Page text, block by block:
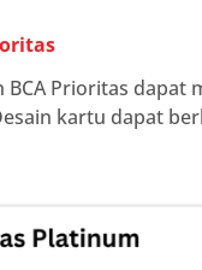
BCA Prioritas
kartu dapat